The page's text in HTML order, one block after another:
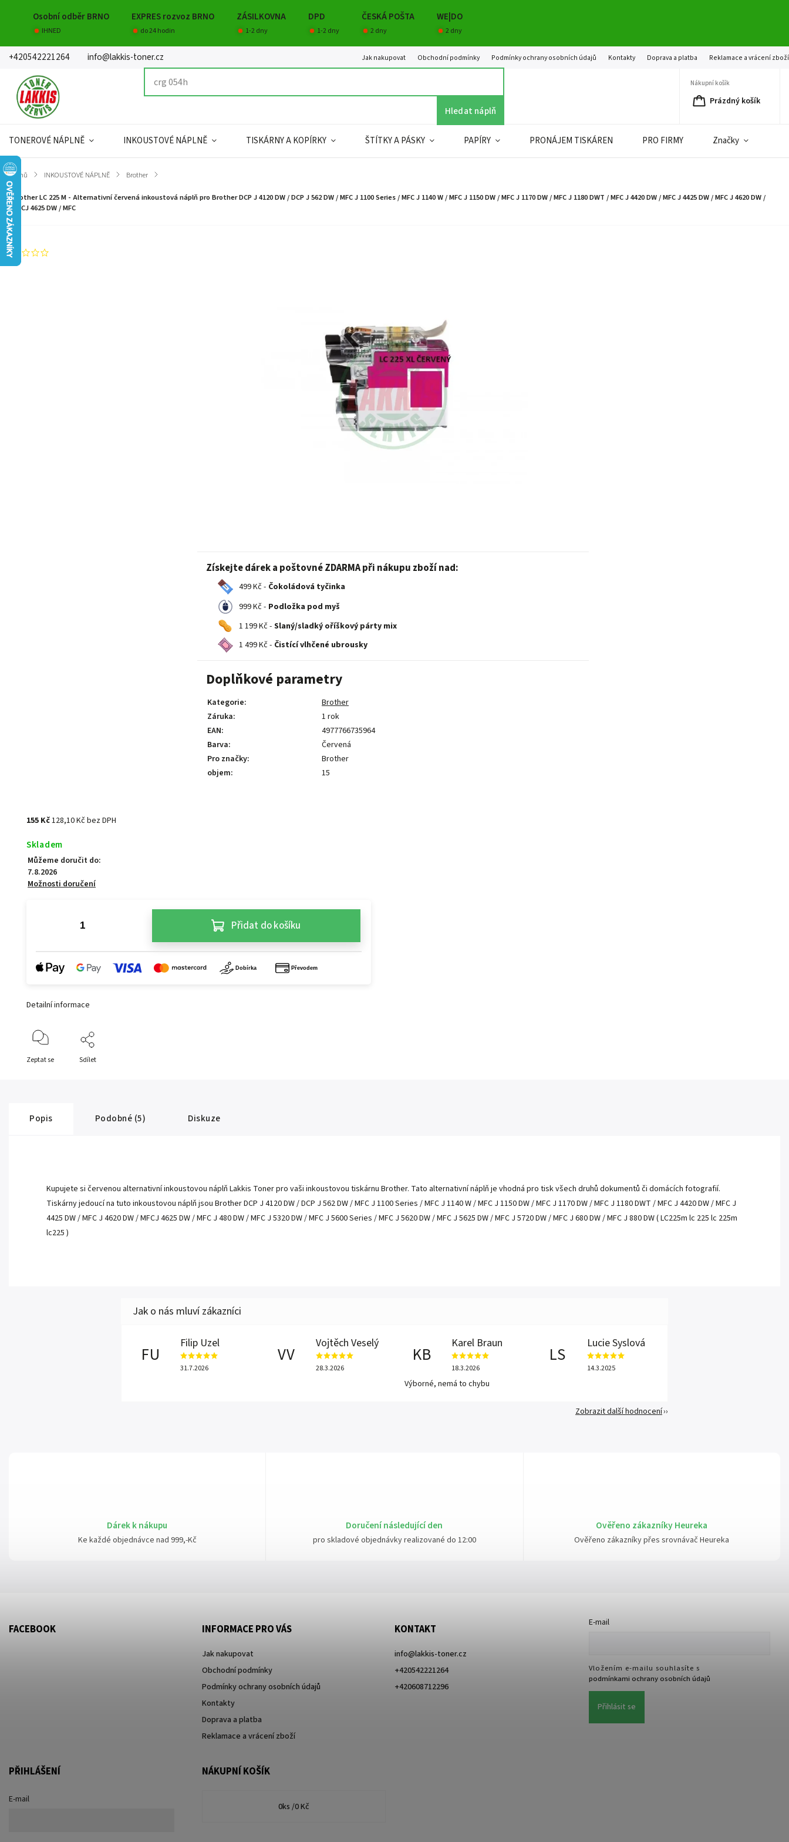
Osobní odběr BRNO EXPRES rozvoz BRNO ZÁSILKOVNA DPD ČESKÁ POŠTA WE|DO
IHNED do 24 hodin 1-2 dny 1-2 dny 2 dny 2 dny
+420542221264 info@lakkis-toner.cz Jak nakupovat Obchodní podmínky Podmínky ochrany osobních údajů Kontakty Doprava a platba Reklamace a vrácení zboží
Hledat náplň
Nákupní košík
Prázdný košík
TONEROVÉ NÁPLNĚ INKOUSTOVÉ NÁPLNĚ TISKÁRNY A KOPÍRKY ŠTÍTKY A PÁSKY PAPÍRY PRONÁJEM TISKÁREN PRO FIRMY Značky
Domů / INKOUSTOVÉ NÁPLNĚ / Brother /
Brother LC 225 M - Alternativní červená inkoustová náplň pro Brother DCP J 4120 DW / DCP J 562 DW / MFC J 1100 Series / MFC J 1140 W / MFC J 1150 DW / MFC J 1170 DW / MFC J 1180 DWT / MFC J 4420 DW / MFC J 4425 DW / MFC J 4620 DW /
MFCJ 4625 DW / MFC
Získejte dárek a poštovné ZDARMA při nákupu zboží nad:
499 Kč - Čokoládová tyčinka
999 Kč - Podložka pod myš
1 199 Kč - Slaný/sladký oříškový párty mix
1 499 Kč - Čistící vlhčené ubrousky
Doplňkové parametry
Kategorie:
Brother
Záruka:
1 rok
EAN:
4977766735964
Barva:
Červená
Pro značky:
Brother
objem: 15
155 Kč128,10 Kč bez DPH
Skladem
Můžeme doručit do:
7.8.2026
Možnosti doručení
Přidat do košíku
Detailní informace
Zeptat se Sdílet
Dárek k nákupu
Ke každé objednávce nad 999,-Kč
Doručení následující den
pro skladové objednávky realizované do 12:00
Ověřeno zákazníky Heureka
Ověřeno zákazníky přes srovnávač Heureka
Popis Podobné (5) Diskuze
Kupujete si červenou alternativní inkoustovou náplň Lakkis Toner pro vaši inkoustovou tiskárnu Brother. Tato alternativní náplň je vhodná pro tisk všech druhů dokumentů či domácích fotografií.
Tiskárny jedoucí na tuto inkoustovou náplň jsou Brother DCP J 4120 DW / DCP J 562 DW / MFC J 1100 Series / MFC J 1140 W / MFC J 1150 DW / MFC J 1170 DW / MFC J 1180 DWT / MFC J 4420 DW / MFC J
4425 DW / MFC J 4620 DW / MFCJ 4625 DW / MFC J 480 DW / MFC J 5320 DW / MFC J 5600 Series / MFC J 5620 DW / MFC J 5625 DW / MFC J 5720 DW / MFC J 680 DW / MFC J 880 DW ( LC225m lc 225 lc 225m
lc225 )
FU
Filip Uzel
31.7.2026
VV
Vojtěch Veselý
28.3.2026
KB
Karel Braun
18.3.2026
Výborné, nemá to chybu
LS
Lucie Syslová
14.3.2025
Zobrazit další hodnocení
FACEBOOK INFORMACE PRO VÁS
Jak nakupovat
Obchodní podmínky
Podmínky ochrany osobních údajů
Kontakty
Doprava a platba
Reklamace a vrácení zboží
KONTAKT
info@lakkis-toner.cz
+420542221264
+420608712296
E-mail
Vložením e-mailu souhlasíte s
podmínkami ochrany osobních údajů
Přihlásit se
PŘIHLÁŠENÍ
E-mail
NÁKUPNÍ KOŠÍK
0ks /0 Kč